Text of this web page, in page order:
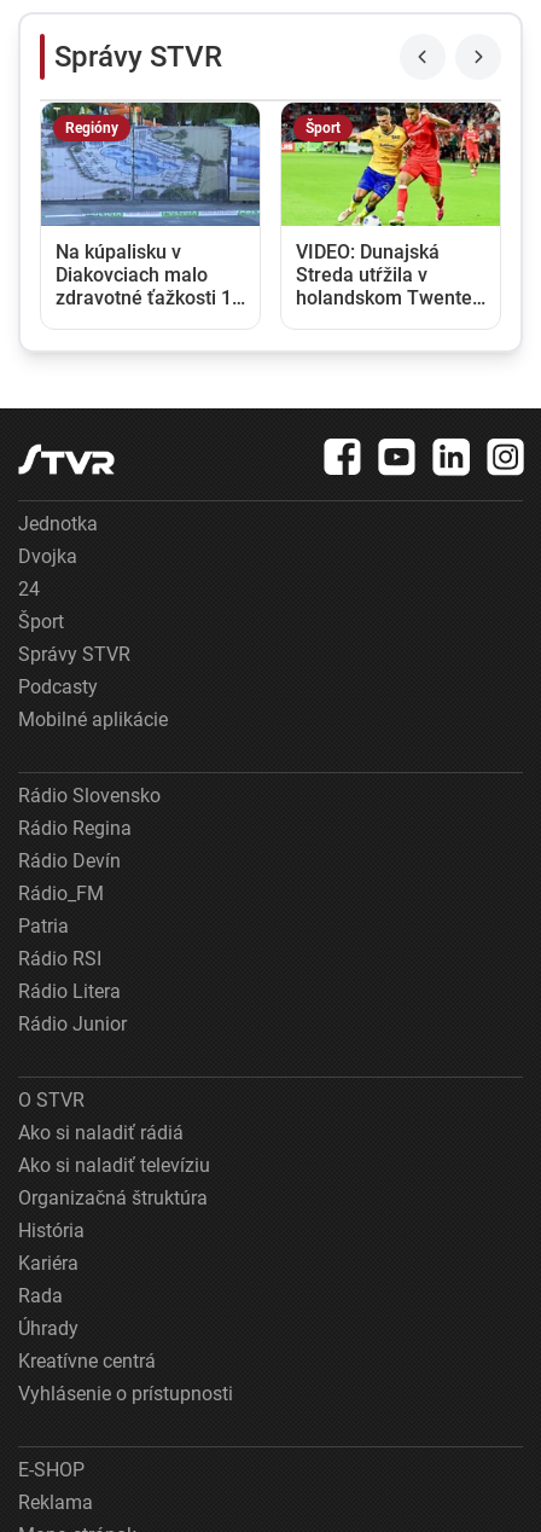
Správy STVR
Regióny
Na kúpalisku v
Diakovciach malo
zdravotné ťažkosti 16
Šport
VIDEO: Dunajská
Streda utŕžila v
holandskom Twente
Jednotka
Dvojka
24
Šport
Správy STVR
Podcasty
Mobilné aplikácie
Rádio Slovensko
Rádio Regina
Rádio Devín
Rádio_FM
Patria
Rádio RSI
Rádio Litera
Rádio Junior
O STVR
Ako si naladiť rádiá
Ako si naladiť televíziu
Organizačná štruktúra
História
Kariéra
Rada
Úhrady
Kreatívne centrá
Vyhlásenie o prístupnosti
E-SHOP
Reklama